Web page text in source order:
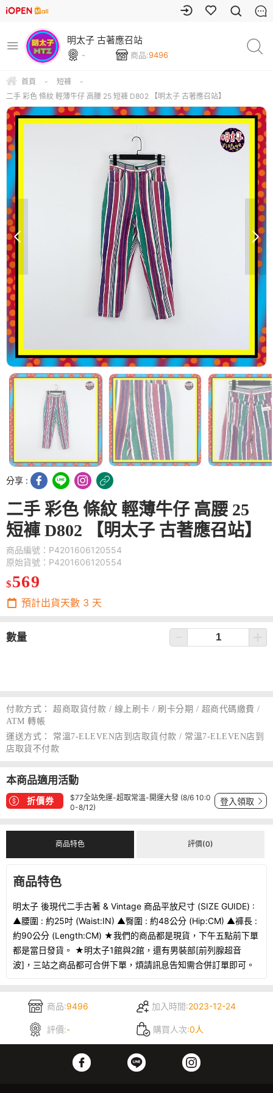
明太子 古著應召站
- 商品:9496
首頁 - 短褲
-
二手 彩色 條紋 輕薄牛仔 高腰 25 短褲 D802 【明太子 古著應召站】
分享 :
二手 彩色 條紋 輕薄牛仔 高腰 25
短褲 D802 【明太子 古著應召站】
商品編號：P4201606120554
原始貨號：P4201606120554
$569
預計出貨天數 3 天
數量
付款方式：
超商取貨付款 / 線上刷卡 / 刷卡分期 / 超商代碼繳費 /
ATM 轉帳
運送方式：
常溫7-ELEVEN店到店取貨付款 / 常溫7-ELEVEN店到
店取貨不付款
本商品適用活動
折價券
$77全站免運-超取常溫-開運大發 (8/6 10:0
0-8/12)
登入領取
商品特色 評價(0)
商品特色
明太子 後現代二手古著 & Vintage 商品平放尺寸 (SIZE GUIDE) :
▲腰圍 : 約25吋 (Waist:IN) ▲臀圍 : 約48公分 (Hip:CM) ▲褲長 :
約90公分 (Length:CM) ★我們的商品都是現貨，下午五點前下單
都是當日發貨。 ★明太子1館與2館，還有男裝部[前列腺超音
波]，三站之商品都可合併下單，煩請訊息告知需合併訂單即可。
商品:9496 加入時間:2023-12-24
評價:- 購買人次:0人